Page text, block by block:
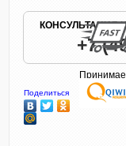
КОНСУЛЬТАЦИЯ
+7
Поделиться